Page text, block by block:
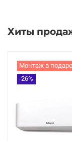
Хиты
Монтаж в
-26%